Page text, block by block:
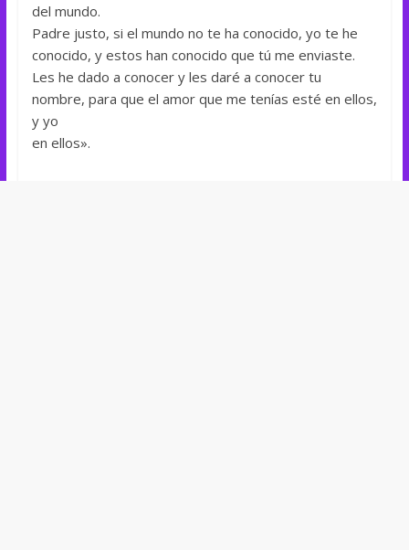
del mundo.
Padre justo, si el mundo no te ha conocido, yo te he
conocido, y estos han conocido que tú me enviaste.
Les he dado a conocer y les daré a conocer tu
nombre, para que el amor que me tenías esté en ellos,
y yo
en ellos».